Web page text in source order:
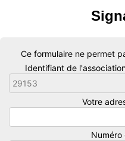
Ce formulaire ne permet
Identifiant de
Votre
Numéro